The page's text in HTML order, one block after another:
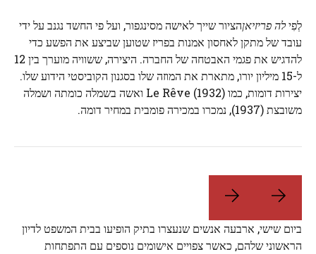
לְפִילה פריזיאןהציור שייך לאישה מסינגפור, ועל פי החשד נגנב על ידי
עובד של מתקן לאחסון אמנות בפריז שטוען שביצע את הפשע כדי
להדגיש את פגמי האבטחה של החברה. היצירה, ששוויה מוערך בין 12
ל-15 מיליון יורו, מתארת ​​את המוזה שלו בסגנון הקוביסטי הידוע שלו.
יצירות דומות, כמו Le Rêve (1932) ואשה בשמלה כומתה ושמלה
משובצת (1937), נמכרו במכירה פומבית במחיר דומה.
ביום שישי, ארבעה אנשים שנעצרו בתיק הופיעו בבית המשפט לדיון
הראשוני שלהם, כאשר צפויים אישומים נוספים עם התפתחות